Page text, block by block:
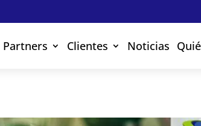
Partners Clientes Noticias